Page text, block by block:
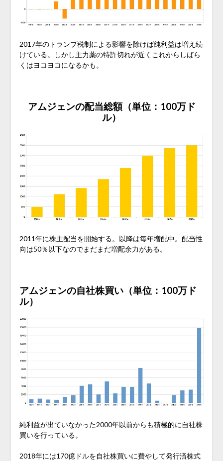
2017年のトランプ税制による影響を除けば純利益は増え続
けている。しかし主力薬の特許切れが近くこれからしばら
くはヨコヨコになるかも。
アムジェンの配当総額（単位：100万ド
ル）
2011年に株主配当を開始する。以降は毎年増配中。配当性
向は50％以下なのでまだまだ増配余力がある。
アムジェンの自社株買い（単位：100万ド
ル）
純利益が出ていなかった2000年以前からも積極的に自社株
買いを行っている。
2018年には170億ドルを自社株買いに費やして発行済株式